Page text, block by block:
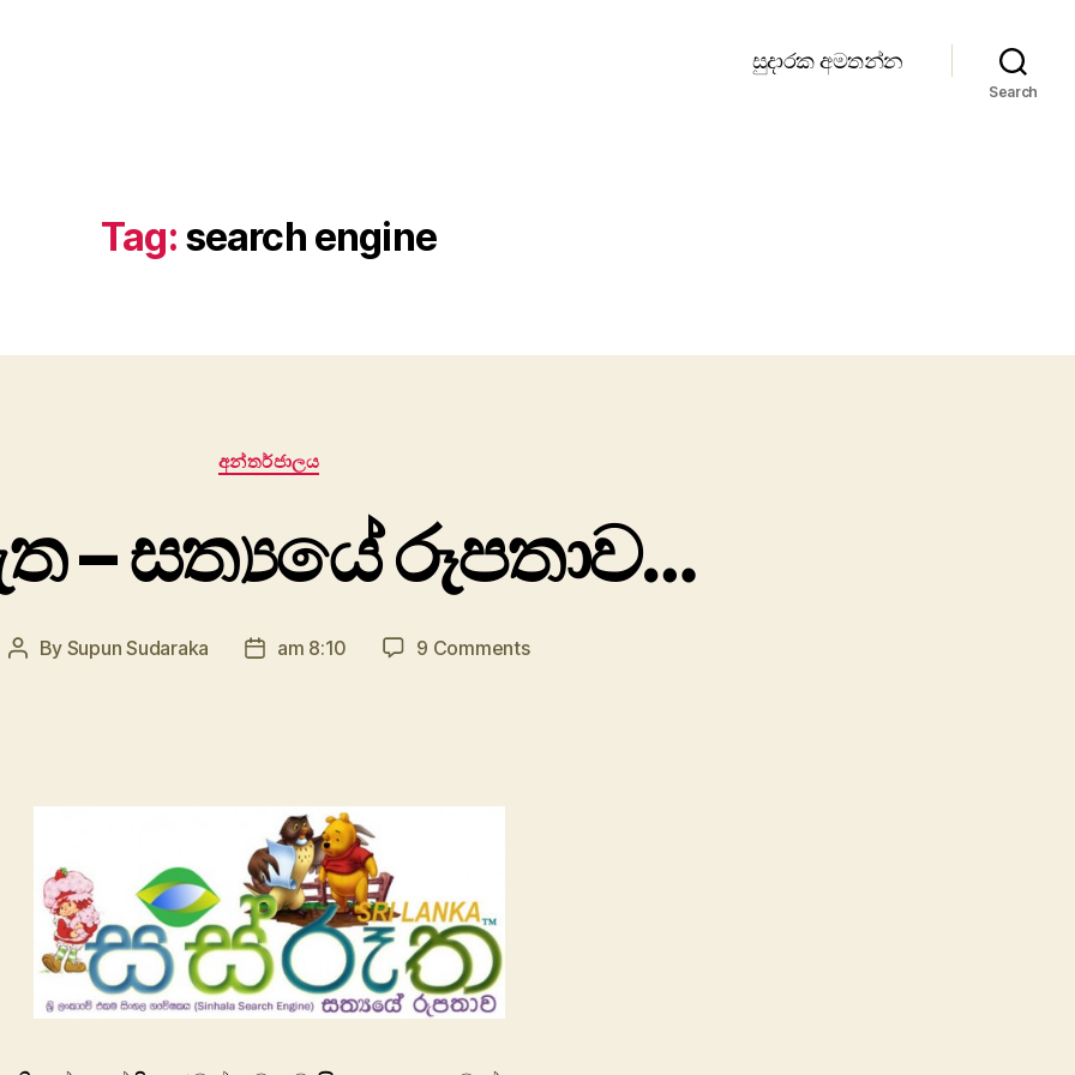
සුදාරක අමතන්න
Search
Tag: search engine
Categories
අන්තර්ජාලය
– සත්‍යයේ රූපතාව…
Post
By Supun Sudaraka
Postam 8:10 9 Commentson